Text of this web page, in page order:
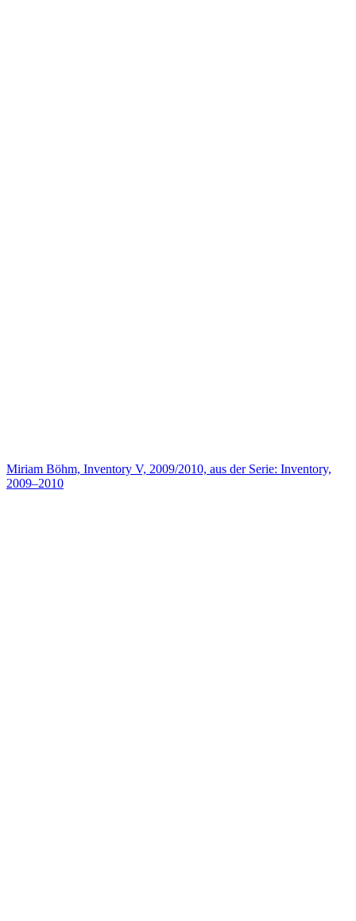
Miriam Böhm, Inventory V, 2009/2010, aus der Serie: Inventory,
2009–2010